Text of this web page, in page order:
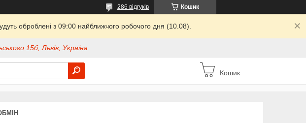
Кошик
286 відгуків
оброблені з 09:00 найближчого робочого дня (10.08).
15б, Львів, Україна
Кошик